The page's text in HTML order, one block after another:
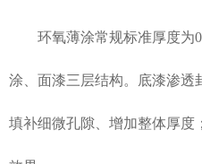
环氧薄涂常规标准厚度为
涂、面漆三层结构。底漆渗透
填补细微孔隙、增加整体厚度